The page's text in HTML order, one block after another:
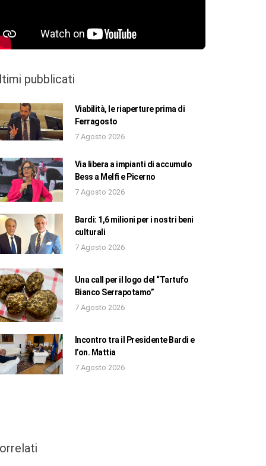
pubblicati
Viabilità, le riaperture prima di
Ferragosto
7 Agosto 2026
Via libera a impianti di accumulo
Bess a Melfi e Picerno
7 Agosto 2026
Bardi: 1,6 milioni per i nostri beni
culturali
7 Agosto 2026
Una call per il logo del “Tartufo
Bianco Serrapotamo”
7 Agosto 2026
Incontro tra il Presidente Bardi e
l’on. Mattia
7 Agosto 2026